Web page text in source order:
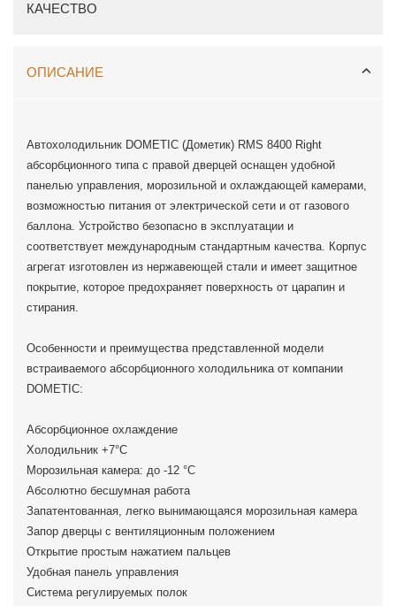
КАЧЕСТВО
ОПИСАНИЕ
Автохолодильник DOMETIC (Дометик) RMS 8400 Right
абсорбционного типа с правой дверцей оснащен удобной
панелью управления, морозильной и охлаждающей камерами,
возможностью питания от электрической сети и от газового
баллона. Устройство безопасно в эксплуатации и
соответствует международным стандартным качества. Корпус
агрегат изготовлен из нержавеющей стали и имеет защитное
покрытие, которое предохраняет поверхность от царапин и
стирания.
Особенности и преимущества представленной модели
встраиваемого абсорбционного холодильника от компании
DOMETIC:
Абсорбционное охлаждение
Холодильник +7°C
Морозильная камера: до -12 °C
Абсолютно бесшумная работа
Запатентованная, легко вынимающаяся морозильная камера
Запор дверцы с вентиляционным положением
Открытие простым нажатием пальцев
Удобная панель управления
Система регулируемых полок